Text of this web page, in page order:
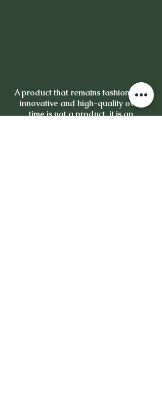
A product that remains fashionable,
innovative and high-quality over
time is not a product, it is an